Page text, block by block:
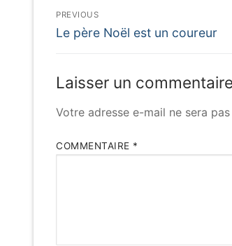
Navigation
de
PREVIOUS
Previous
Le père Noël est un coureur
Laisser un commentaire
Votre adresse e-mail ne sera
COMMENTAIRE *